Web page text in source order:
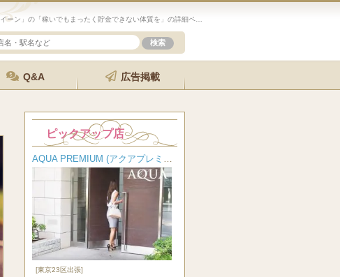
Q&A 広告掲載
ピックアップ店
AQUA PREMIUM (アクアプレミアム)
[東京23区出張]